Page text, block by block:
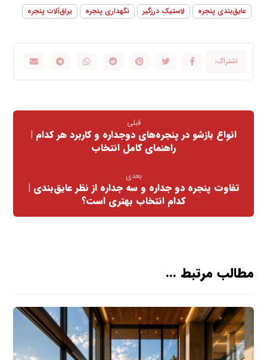
عایق‌بندی پنجره
لاستیک درزگیر نگهداری پنجره یراق‌آلات پنجره
قبلی
انواع بازشو در پنجره‌های دوجداره و کاربرد هر کدام |
راهنمای کامل انتخاب
بعدی
تفاوت پنجره دو جداره و سه جداره از نظر عایق‌بندی |
کدام انتخاب بهتری است؟
مطالب مرتبط ...